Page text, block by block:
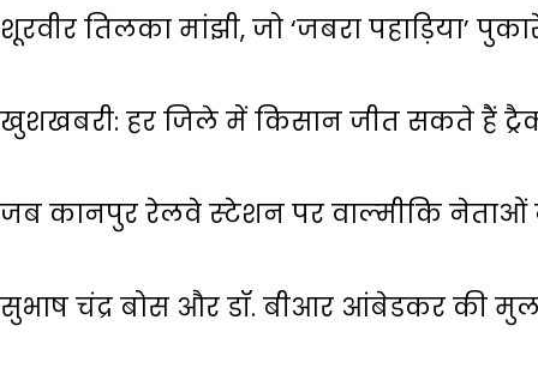
शूरवीर तिलका मांझी, जो ‘जबरा पहाड़िया’
खुशखबरी: हर जिले में किसान जीत सकते हैं
जब कानपुर रेलवे स्‍टेशन पर वाल्‍मीकि नेताओं ने
सुभाष चंद्र बोस और डॉ. बीआर आंबेडकर की